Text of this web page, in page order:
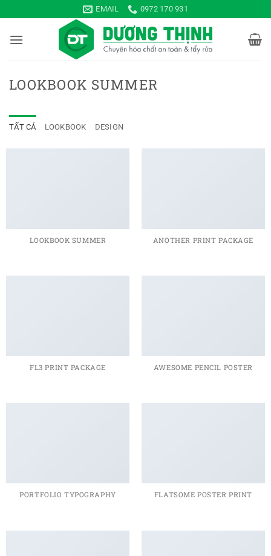
qua
nội
EMAIL 0972 170 931
LOOKBOOK SUMMER
TẤT CẢ LOOKBOOK DESIGN
LOOKBOOK SUMMER ANOTHER PRINT PACKAGE
FL3 PRINT PACKAGE AWESOME PENCIL POSTER
PORTFOLIO TYPOGRAPHY FLATSOME POSTER PRINT